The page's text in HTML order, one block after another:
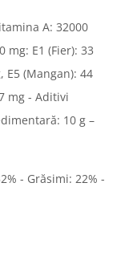
A: 32000
mg: E1 (Fier): 33
E5 (Mangan): 44
mg - Aditivi
10 g –
- Grăsimi: 22% -